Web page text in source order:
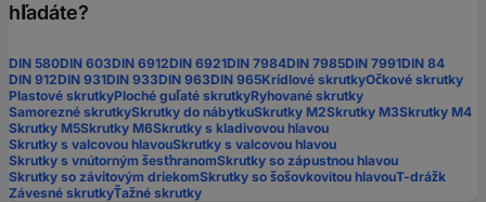
hľadáte?
DIN 580DIN 603DIN 6912DIN 6921DIN 7984DIN 7985DIN 7991DIN 84
DIN 912DIN 931DIN 933DIN 963DIN 965Krídlové skrutkyOčkové skrutky
Plastové skrutkyPloché guľaté skrutkyRyhované skrutky
Samorezné skrutkySkrutky do nábytkuSkrutky M2Skrutky M3Skrutky M4
Skrutky M5Skrutky M6Skrutky s kladivovou hlavou
Skrutky s valcovou hlavouSkrutky s valcovou hlavou
Skrutky s vnútorným šesťhranomSkrutky so zápustnou hlavou
Skrutky so závitovým driekomSkrutky so šošovkovitou hlavouT-drážk
Závesné skrutkyŤažné skrutky